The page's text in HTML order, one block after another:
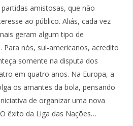
amistosas, que não
ao público. Aliás, cada vez
geram algum tipo de
Para nós, sul-americanos, acredito
somente na disputa dos
em quatro anos. Na Europa, a
os amantes da bola, pensando
de organizar uma nova
êxito da Liga das Nações…